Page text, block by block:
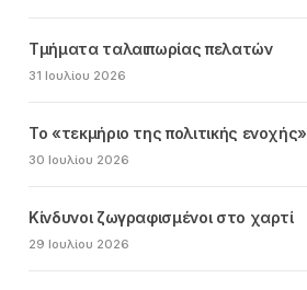
Τμήματα ταλαιπωρίας πελατών
31 Ιουλίου 2026
Το «τεκμήριο της πολιτικής ενοχής»
30 Ιουλίου 2026
Κίνδυνοι ζωγραφισμένοι στο χαρτί
29 Ιουλίου 2026